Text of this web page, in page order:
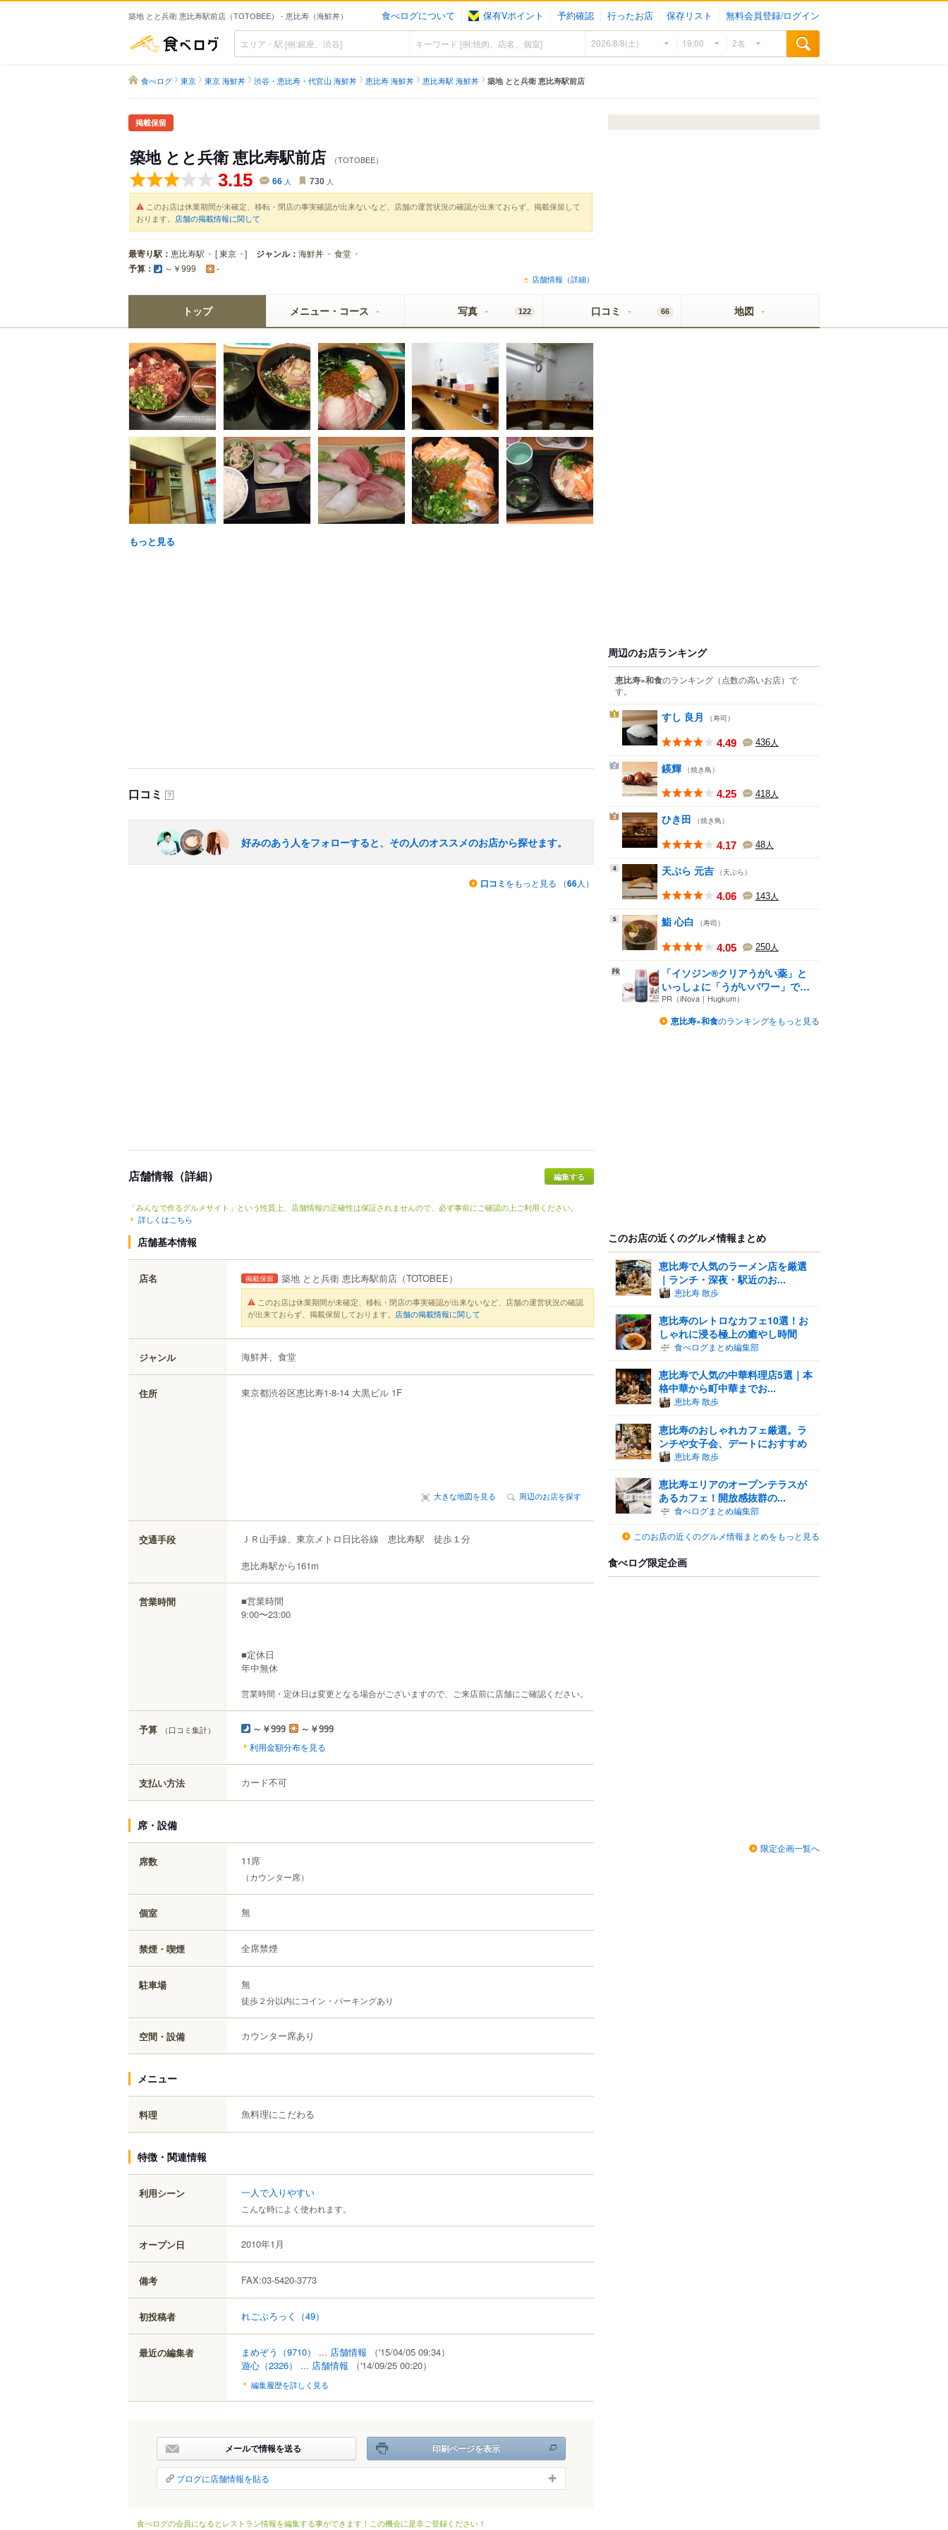
築地 とと兵衛 恵比寿駅前店（TOTOBEE） - 恵比寿（海鮮丼） 食べログについて 保有Vポイント 予約確認 行ったお店 保存リスト 無料会員登録/ログイン
食べログ
食べログ 東京 東京 海鮮丼 渋谷・恵比寿・代官山 海鮮丼 恵比寿 海鮮丼 恵比寿駅 海鮮丼 築地 とと兵衛 恵比寿駅前店
掲載保留
築地 とと兵衛 恵比寿駅前店 （TOTOBEE）
3.15 66 人 730 人
このお店は休業期間が未確定、移転・閉店の事実確認が出来ないなど、店舗の運営状況の確認が出来ておらず、掲載保留して
おります。 店舗の掲載情報に関して
最寄り駅： 恵比寿駅 [東京 ] ジャンル： 海鮮丼 食堂
予算： ～￥999 -
店舗情報（詳細）
トップ メニュー・コース 写真 122 口コミ 66 地図
もっと見る
口コミ ？
好みのあう人をフォローすると、その人のオススメのお店から探せます。
口コミ をもっと見る （66人）
店舗情報（詳細）
「みんなで作るグルメサイト」という性質上、店舗情報の正確性は保証されませんので、必ず事前にご確認の上ご利用ください。
詳しくはこちら
店舗基本情報
店名 掲載保留 築地 とと兵衛 恵比寿駅前店 （TOTOBEE）
このお店は休業期間が未確定、移転・閉店の事実確認が出来ないなど、店舗の運営状況の確認
が出来ておらず、掲載保留しております。 店舗の掲載情報に関して
ジャンル 海鮮丼、食堂
住所 東京都渋谷区恵比寿1-8-14 大黒ビル 1F
大きな地図を見る 周辺のお店を探す
交通手段
ＪＲ山手線、東京メトロ日比谷線 恵比寿駅 徒歩１分
恵比寿駅から161m
営業時間
■営業時間
9:00〜23:00
■定休日
年中無休
営業時間・定休日は変更となる場合がございますので、ご来店前に店舗にご確認ください。
予算 （口コミ集計） ～￥999 ～￥999
利用金額分布を見る
支払い方法 カード不可
席・設備
席数 11席
（カウンター席）
個室 無
禁煙・喫煙 全席禁煙
駐車場 無
徒歩２分以内にコイン・パーキングあり
空間・設備 カウンター席あり
メニュー
料理 魚料理にこだわる
特徴・関連情報
利用シーン 一人で入りやすい
こんな時によく使われます。
オープン日 2010年1月
備考 FAX:03-5420-3773
初投稿者 れごぶろっく （49）
最近の編集者 まめぞう （9710） ... 店舗情報
（'15/04/05 09:34）
遊心 （2326） ... 店舗情報 （'14/09/25 00:20）
編集履歴を詳しく見る
メールで情報を送る 印刷ページを表示
ブログに店舗情報を貼る
食べログの会員になるとレストラン情報を編集する事ができます！この機会に是非ご登録ください！
周辺のお店ランキング
恵比寿×和食のランキング （点数の高いお店） で
す。
1 すし 良月 （寿司）
4.49 436人
2 鍈輝 （焼き鳥）
4.25 418人
3 ひき田 （焼き鳥）
4.17 48人
4 天ぷら 元吉 （天ぷら）
4.06 143人
5 鮨 心白 （寿司）
4.05 250人
「イソジン®クリアうがい薬」と
いっしょに「うがいパワー」で
一...
PR（iNova｜Hugkum）
恵比寿×和食のランキングをもっと見る
このお店の近くのグルメ情報まとめ
恵比寿で人気のラーメン店を厳選
｜ランチ・深夜・駅近のお...
恵比寿 散歩
恵比寿のレトロなカフェ10選！お
しゃれに浸る極上の癒やし時間
食べログまとめ編集部
恵比寿で人気の中華料理店5選｜本
格中華から町中華までお...
恵比寿 散歩
恵比寿のおしゃれカフェ厳選。ラ
ンチや女子会、デートにおすすめ
恵比寿 散歩
恵比寿エリアのオープンテラスが
あるカフェ！開放感抜群の...
食べログまとめ編集部
このお店の近くのグルメ情報まとめをもっと見る
食べログ限定企画
限定企画一覧へ